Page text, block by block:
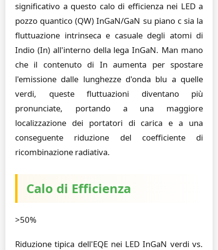
significativo a questo calo di efficienza nei LED a
pozzo quantico (QW) InGaN/GaN su piano c sia la
fluttuazione intrinseca e casuale degli atomi di
Indio (In) all'interno della lega InGaN. Man mano
che il contenuto di In aumenta per spostare
l'emissione dalle lunghezze d'onda blu a quelle
verdi, queste fluttuazioni diventano più
pronunciate, portando a una maggiore
localizzazione dei portatori di carica e a una
conseguente riduzione del coefficiente di
ricombinazione radiativa.
Calo di Efficienza
>50%
Riduzione tipica dell'EQE nei LED InGaN verdi vs.